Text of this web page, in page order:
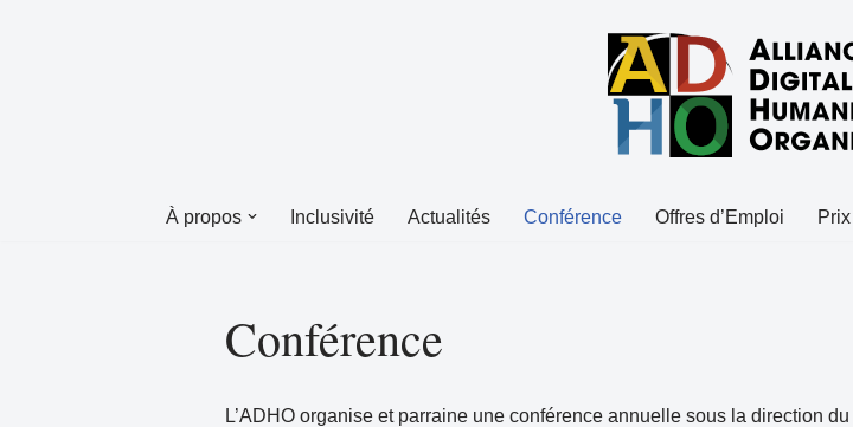
À propos Inclusivité Actualités Conférence Offres d’Emploi Prix
Conférence
L’ADHO organise et parraine une conférence annuelle sous la direction du